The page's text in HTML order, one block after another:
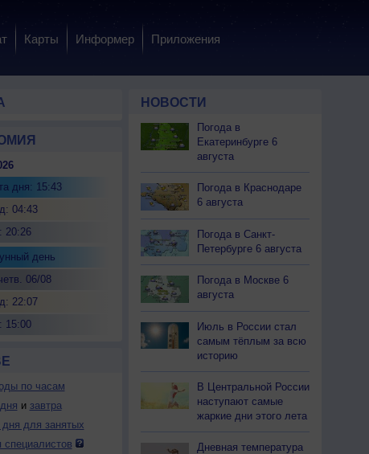
Карты Информер Приложения
дня: 15:43
04:43
20:26
день
06/08
22:07
15:00
по часам
и завтра
дня для занятых
специалистов
НОВОСТИ
Погода в
Екатеринбурге 6
августа
Погода в Краснодаре
6 августа
Погода в Санкт-
Петербурге 6 августа
Погода в Москве 6
августа
Июль в России стал
самым тёплым за всю
историю
В Центральной России
наступают самые
жаркие дни этого лета
Дневная температура